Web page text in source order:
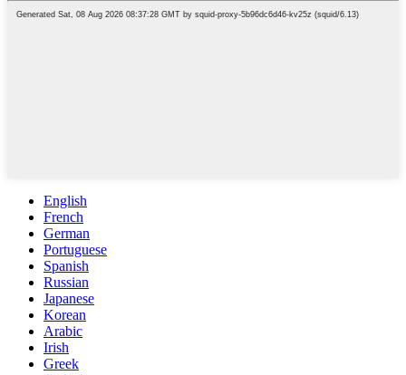
English
French
German
Portuguese
Spanish
Russian
Japanese
Korean
Arabic
Irish
Greek